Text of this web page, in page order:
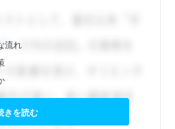
流れ
きを読む